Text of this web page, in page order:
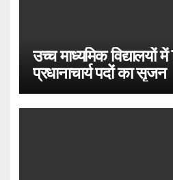
उच्च माध्यमिक विद्यालयों
प्रधानाचार्य पदों का सृजन